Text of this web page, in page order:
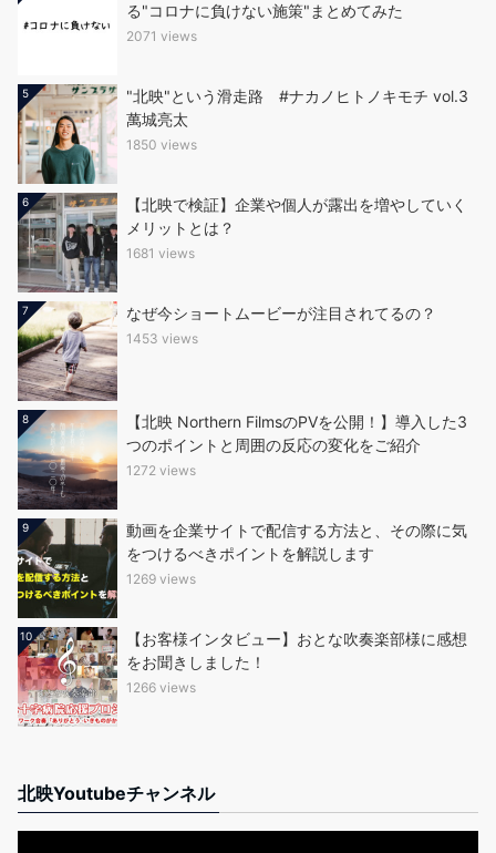
る"コロナに負けない施策"まとめてみた
2071 views
5
"北映"という滑走路 #ナカノヒトノキモチ vol.3
萬城亮太
1850 views
6
【北映で検証】企業や個人が露出を増やしていく
メリットとは？
1681 views
7 なぜ今ショートムービーが注目されてるの？
1453 views
8
【北映 Northern FilmsのPVを公開！】導入した3
つのポイントと周囲の反応の変化をご紹介
1272 views
9
動画を企業サイトで配信する方法と、その際に気
をつけるべきポイントを解説します
1269 views
10
【お客様インタビュー】おとな吹奏楽部様に感想
をお聞きしました！
1266 views
北映Youtubeチャンネル